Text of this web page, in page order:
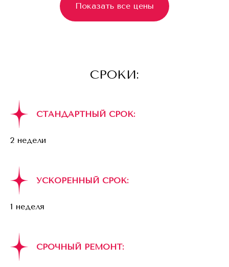
Показать все цены
СРОКИ:
СТАНДАРТНЫЙ СРОК:
2 недели
УСКОРЕННЫЙ СРОК:
1 неделя
СРОЧНЫЙ РЕМОНТ: